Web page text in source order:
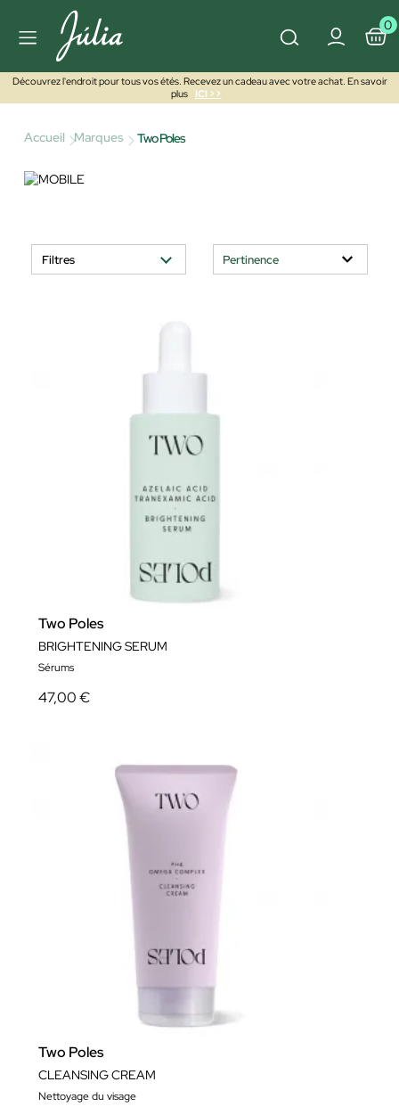
0
Découvrez l'endroit pour tous vos étés. Recevez un cadeau avec votre achat. En savoir
plus
ICI >>
Accueil Marques Two Poles
Filtres
Two Poles
BRIGHTENING SERUM
Sérums
47,00 €
Two Poles
CLEANSING CREAM
Nettoyage du visage